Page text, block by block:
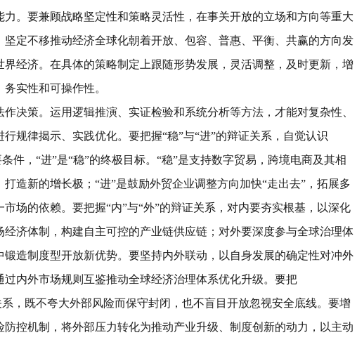
力。要兼顾战略坚定性和策略灵活性，在事关开放的立场和方向等重大
坚定不移推动经济全球化朝着开放、包容、普惠、平衡、共赢的方向发
界经济。在具体的策略制定上跟随形势发展，灵活调整，及时更新，增
实性和可操作性。
决策。 运用逻辑推演、实证检验和系统分析等方法，才能对复杂性、
行规律揭示、实践优化。要把握“稳”与“进”的辩证关系，自觉认识
件， “进”是“稳”的终极目标。 “稳”是支持数字贸易，跨境电商及其相
造新的增长极； “进”是鼓励外贸企业调整方向加快“走出去” ，拓展多
市场的依赖。要把握“内”与“外”的辩证关系，对内要夯实根基，以深化
经济体制，构建自主可控的产业链供应链；对外要深度参与全球治理体
锻造制度型开放新优势。要坚持内外联动，以自身发展的确定性对冲外
过内外市场规则互鉴推动全球经济治理体系优化升级。要把
，既不夸大外部风险而保守封闭，也不盲目开放忽视安全底线。要增
防控机制，将外部压力转化为推动产业升级、制度创新的动力，以主动